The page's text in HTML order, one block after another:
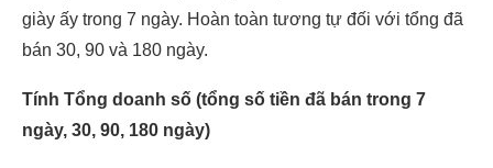
giày ấy trong 7 ngày. Hoàn toàn tương tự đối với tổng đã
bán 30, 90 và 180 ngày.
Tính Tổng doanh số (tổng số tiền đã bán trong 7
ngày, 30, 90, 180 ngày)